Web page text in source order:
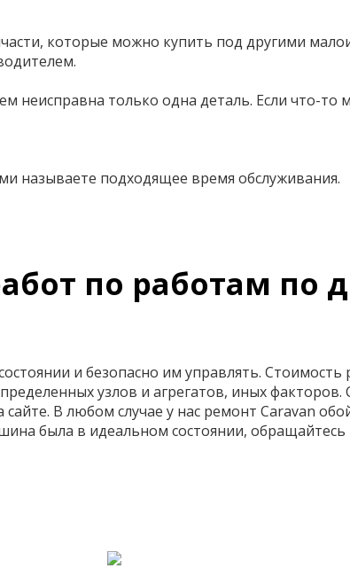
которые можно купить под другими
неисправна только одна деталь. Если что-
называете подходящее время обслуживания.
по работам по
и безопасно им управлять. Стоимость
узлов и агрегатов, иных
В любом случае у нас ремонт Caravan
была в идеальном состоянии,